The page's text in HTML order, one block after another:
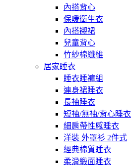
內搭背心
保暖衛生衣
內搭襯裙
兒童背心
竹紗棉纖維
居家睡衣
睡衣睡褲組
連身裙睡衣
長袖睡衣
短袖/無袖/背心睡衣
細肩帶性感睡衣
洋裝 外罩衫 2件式
經典棉質睡衣
柔滑緞面睡衣